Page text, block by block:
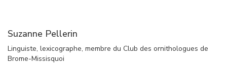
Suzanne Pellerin
Linguiste, lexicographe, membre du Club des ornithologues de
Brome-Missisquoi